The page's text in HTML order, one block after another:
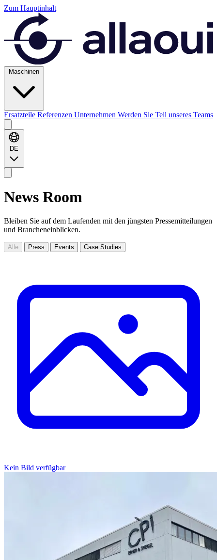
Zum Hauptinhalt
Maschinen
Ersatzteile Referenzen Unternehmen Werden Sie Teil unseres Teams
DE
News Room
Bleiben Sie auf dem Laufenden mit den jüngsten Pressemitteilungen
und Brancheneinblicken.
Alle Press Events Case Studies
Kein Bild verfügbar